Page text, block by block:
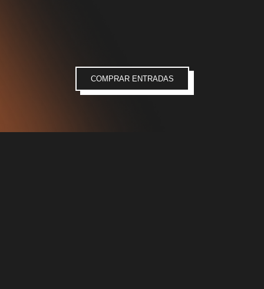
COMPRAR ENTRADAS